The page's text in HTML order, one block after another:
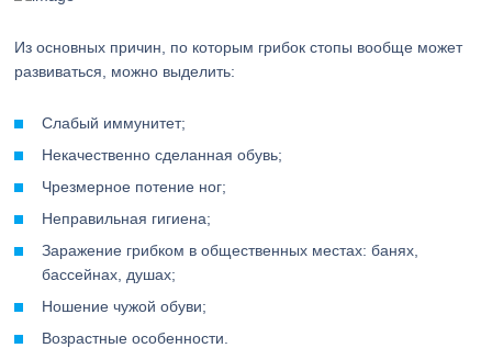
Из основных причин, по которым грибок стопы вообще может
развиваться, можно выделить:
Слабый иммунитет;
Некачественно сделанная обувь;
Чрезмерное потение ног;
Неправильная гигиена;
Заражение грибком в общественных местах: банях,
бассейнах, душах;
Ношение чужой обуви;
Возрастные особенности.